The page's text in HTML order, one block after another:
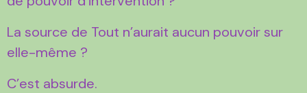
La source de Tout n’aurait aucun pouvoir sur
elle-même ?
C’est absurde.